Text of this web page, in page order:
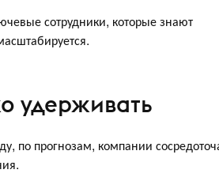
сотрудники, которые знают
удерживать
по прогнозам, компании